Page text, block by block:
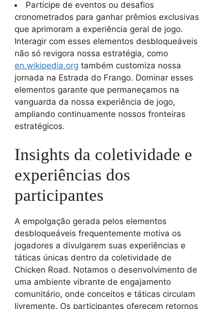
Participe de eventos ou desafios
cronometrados para ganhar prêmios exclusivas
que aprimoram a experiência geral de jogo.
Interagir com esses elementos desbloqueáveis
não só revigora nossa estratégia, como
en.wikipedia.org também customiza nossa
jornada na Estrada do Frango. Dominar esses
elementos garante que permaneçamos na
vanguarda da nossa experiência de jogo,
ampliando continuamente nossos fronteiras
estratégicos.
Insights da coletividade e
experiências dos
participantes
A empolgação gerada pelos elementos
desbloqueáveis frequentemente motiva os
jogadores a divulgarem suas experiências e
táticas únicas dentro da coletividade de
Chicken Road. Notamos o desenvolvimento de
uma ambiente vibrante de engajamento
comunitário, onde conceitos e táticas circulam
livremente. Os participantes oferecem retornos